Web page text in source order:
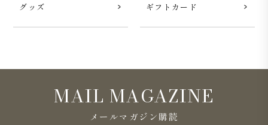
リブ仕様の襟元は程よく詰まっており、Tシャツよりも上
品な印象。リブには控えめに編地切り替えのデザインが入
グッズ ギフトカード
MAIL MAGAZINE
メールマガジン購読